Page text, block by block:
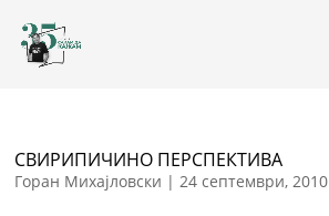
СВИРИПИЧИНО ПЕРСПЕКТИВА
Горан Михајловски |24 септември, 2010